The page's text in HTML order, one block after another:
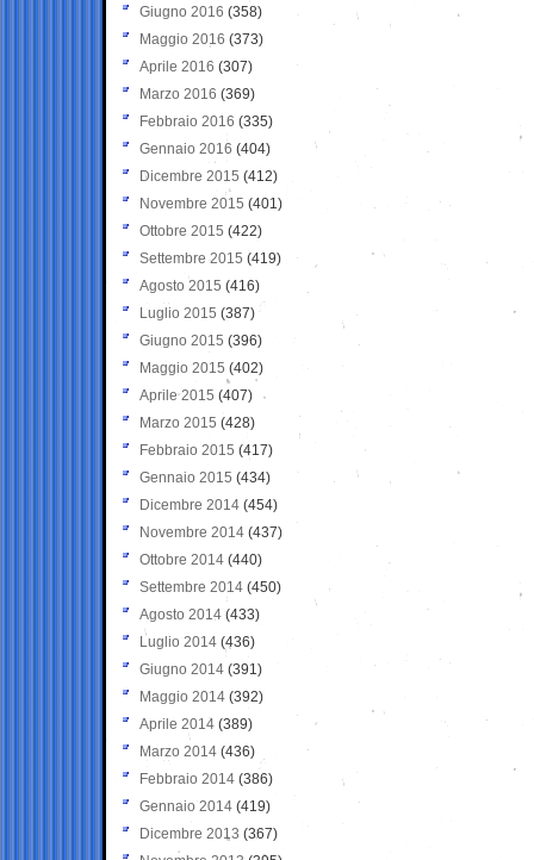
Giugno 2016 (358)
Maggio 2016 (373)
Aprile 2016 (307)
Marzo 2016 (369)
Febbraio 2016 (335)
Gennaio 2016 (404)
Dicembre 2015 (412)
Novembre 2015 (401)
Ottobre 2015 (422)
Settembre 2015 (419)
Agosto 2015 (416)
Luglio 2015 (387)
Giugno 2015 (396)
Maggio 2015 (402)
Aprile 2015 (407)
Marzo 2015 (428)
Febbraio 2015 (417)
Gennaio 2015 (434)
Dicembre 2014 (454)
Novembre 2014 (437)
Ottobre 2014 (440)
Settembre 2014 (450)
Agosto 2014 (433)
Luglio 2014 (436)
Giugno 2014 (391)
Maggio 2014 (392)
Aprile 2014 (389)
Marzo 2014 (436)
Febbraio 2014 (386)
Gennaio 2014 (419)
Dicembre 2013 (367)